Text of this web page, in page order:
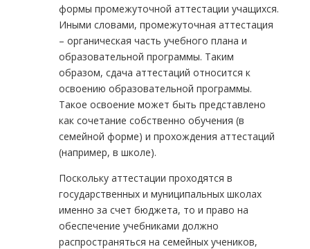
формы промежуточной аттестации учащихся.
Иными словами, промежуточная аттестация
– органическая часть учебного плана и
образовательной программы. Таким
образом, сдача аттестаций относится к
освоению образовательной программы.
Такое освоение может быть представлено
как сочетание собственно обучения (в
семейной форме) и прохождения аттестаций
(например, в школе).
Поскольку аттестации проходятся в
государственных и муниципальных школах
именно за счет бюджета, то и право на
обеспечение учебниками должно
распространяться на семейных учеников,